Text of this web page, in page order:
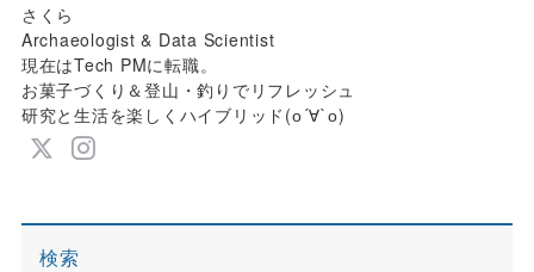
さくら
Archaeologist & Data Scientist
現在はTech PMに転職。
お菓子づくり＆登山・釣りでリフレッシュ
研究と生活を楽しくハイブリッド(о´∀`о)
検索